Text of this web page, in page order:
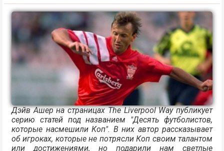
Дэйв Ашер на страницах The Liverpool Way публикует
серию статей под названием "Десять футболистов,
которые насмешили Коп". В них автор рассказывает
об игроках, которые не потрясли Коп своим талантом
или достижениями, но подарили нам светлые